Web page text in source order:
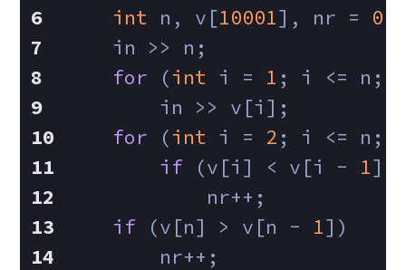
int n, v[10001], nr = 0
    in >> n;
for (int i = 1 ; i <= n;
        in >> v[i];
for (int i = 2 ; i <= n;
if (v[i] < v[i - 1])
            nr++;
if (v[n] > v[n - 1])
        nr++;